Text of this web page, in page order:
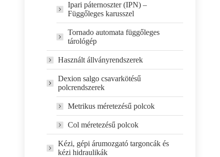
Ipari páternoszter (IPN) –
Függőleges karusszel
Tornado automata függőleges
tárológép
Használt állványrendszerek
Dexion salgo csavarkötésű
polcrendszerek
Metrikus méretezésű polcok
Col méretezésű polcok
Kézi, gépi árumozgató targoncák és
kézi hidraulikák